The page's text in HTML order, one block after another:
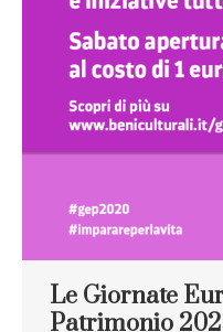
Le Giornate
Patrimonio